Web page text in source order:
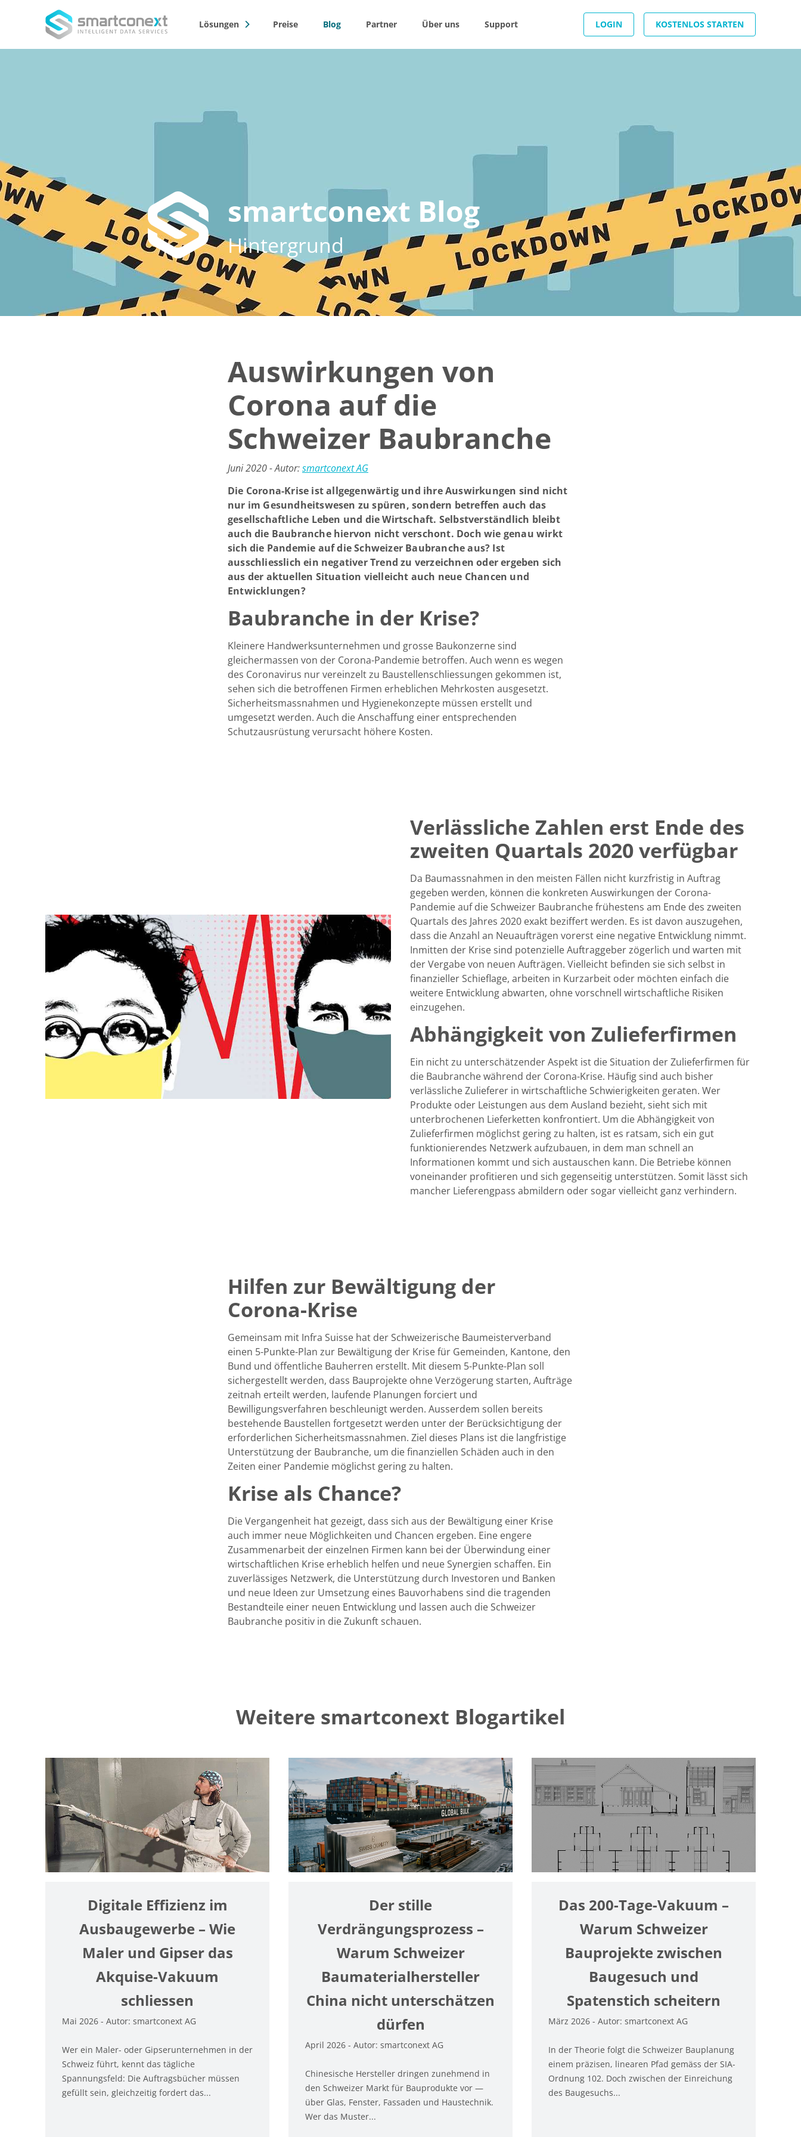
Lösungen
Direktmarketing – EASYMAILING
Preise Blog Partner Über uns Support LOGIN KOSTENLOS STARTEN
smartconext Blog
Hintergrund
Auswirkungen von
Corona auf die
Schweizer Baubranche
Juni 2020 - Autor:smartconext AG
Die Corona-Krise ist allgegenwärtig und ihre Auswirkungen sind nicht
nur im Gesundheitswesen zu spüren, sondern betreffen auch das
gesellschaftliche Leben und die Wirtschaft. Selbstverständlich bleibt
auch die Baubranche hiervon nicht verschont. Doch wie genau wirkt
sich die Pandemie auf die Schweizer Baubranche aus? Ist
ausschliesslich ein negativer Trend zu verzeichnen oder ergeben sich
aus der aktuellen Situation vielleicht auch neue Chancen und
Entwicklungen?
Baubranche in der Krise?
Kleinere Handwerksunternehmen und grosse Baukonzerne sind
gleichermassen von der Corona-Pandemie betroffen. Auch wenn es wegen
des Coronavirus nur vereinzelt zu Baustellenschliessungen gekommen ist,
sehen sich die betroffenen Firmen erheblichen Mehrkosten ausgesetzt.
Sicherheitsmassnahmen und Hygienekonzepte müssen erstellt und
umgesetzt werden. Auch die Anschaffung einer entsprechenden
Schutzausrüstung verursacht höhere Kosten.
Verlässliche Zahlen erst Ende des
zweiten Quartals 2020 verfügbar
Da Baumassnahmen in den meisten Fällen nicht kurzfristig in Auftrag
gegeben werden, können die konkreten Auswirkungen der Corona-
Pandemie auf die Schweizer Baubranche frühestens am Ende des zweiten
Quartals des Jahres 2020 exakt beziffert werden. Es ist davon auszugehen,
dass die Anzahl an Neuaufträgen vorerst eine negative Entwicklung nimmt.
Inmitten der Krise sind potenzielle Auftraggeber zögerlich und warten mit
der Vergabe von neuen Aufträgen. Vielleicht befinden sie sich selbst in
finanzieller Schieflage, arbeiten in Kurzarbeit oder möchten einfach die
weitere Entwicklung abwarten, ohne vorschnell wirtschaftliche Risiken
einzugehen.
Abhängigkeit von Zulieferfirmen
Ein nicht zu unterschätzender Aspekt ist die Situation der Zulieferfirmen für
die Baubranche während der Corona-Krise. Häufig sind auch bisher
verlässliche Zulieferer in wirtschaftliche Schwierigkeiten geraten. Wer
Produkte oder Leistungen aus dem Ausland bezieht, sieht sich mit
unterbrochenen Lieferketten konfrontiert. Um die Abhängigkeit von
Zulieferfirmen möglichst gering zu halten, ist es ratsam, sich ein gut
funktionierendes Netzwerk aufzubauen, in dem man schnell an
Informationen kommt und sich austauschen kann. Die Betriebe können
voneinander profitieren und sich gegenseitig unterstützen. Somit lässt sich
mancher Lieferengpass abmildern oder sogar vielleicht ganz verhindern.
Hilfen zur Bewältigung der
Corona-Krise
Gemeinsam mit Infra Suisse hat der Schweizerische Baumeisterverband
einen 5-Punkte-Plan zur Bewältigung der Krise für Gemeinden, Kantone, den
Bund und öffentliche Bauherren erstellt. Mit diesem 5-Punkte-Plan soll
sichergestellt werden, dass Bauprojekte ohne Verzögerung starten, Aufträge
zeitnah erteilt werden, laufende Planungen forciert und
Bewilligungsverfahren beschleunigt werden. Ausserdem sollen bereits
bestehende Baustellen fortgesetzt werden unter der Berücksichtigung der
erforderlichen Sicherheitsmassnahmen. Ziel dieses Plans ist die langfristige
Unterstützung der Baubranche, um die finanziellen Schäden auch in den
Zeiten einer Pandemie möglichst gering zu halten.
Krise als Chance?
Die Vergangenheit hat gezeigt, dass sich aus der Bewältigung einer Krise
auch immer neue Möglichkeiten und Chancen ergeben. Eine engere
Zusammenarbeit der einzelnen Firmen kann bei der Überwindung einer
wirtschaftlichen Krise erheblich helfen und neue Synergien schaffen. Ein
zuverlässiges Netzwerk, die Unterstützung durch Investoren und Banken
und neue Ideen zur Umsetzung eines Bauvorhabens sind die tragenden
Bestandteile einer neuen Entwicklung und lassen auch die Schweizer
Baubranche positiv in die Zukunft schauen.
Weitere smartconext Blogartikel
Digitale Effizienz im
Ausbaugewerbe – Wie
Maler und Gipser das
Akquise-Vakuum
schliessen
Mai 2026 - Autor: smartconext AG
Wer ein Maler- oder Gipserunternehmen in der
Schweiz führt, kennt das tägliche
Spannungsfeld: Die Auftragsbücher müssen
gefüllt sein, gleichzeitig fordert das...
Der stille
Verdrängungsprozess –
Warum Schweizer
Baumaterialhersteller
China nicht unterschätzen
dürfen
April 2026 - Autor: smartconext AG
Chinesische Hersteller dringen zunehmend in
den Schweizer Markt für Bauprodukte vor —
über Glas, Fenster, Fassaden und Haustechnik.
Wer das Muster...
Das 200-Tage-Vakuum –
Warum Schweizer
Bauprojekte zwischen
Baugesuch und
Spatenstich scheitern
März 2026 - Autor: smartconext AG
In der Theorie folgt die Schweizer Bauplanung
einem präzisen, linearen Pfad gemäss der SIA-
Ordnung 102. Doch zwischen der Einreichung
des Baugesuchs...